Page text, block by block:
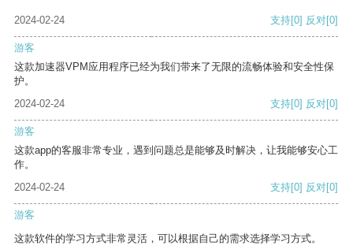
2024-02-24 支持[0] 反对[0]
游客
这款加速器VPM应用程序已经为我们带来了无限的流畅体验和安全性保
护。
2024-02-24
支持[0] 反对[0]
游客
这款app的客服非常专业，遇到问题总是能够及时解决，让我能够安心工
作。
2024-02-24
支持[0] 反对[0]
游客
这款软件的学习方式非常灵活，可以根据自己的需求选择学习方式。